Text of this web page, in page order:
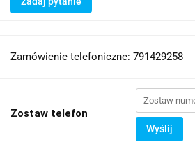
Zamówienie telefoniczne: 791429258
Zostaw telefon
Wyślij